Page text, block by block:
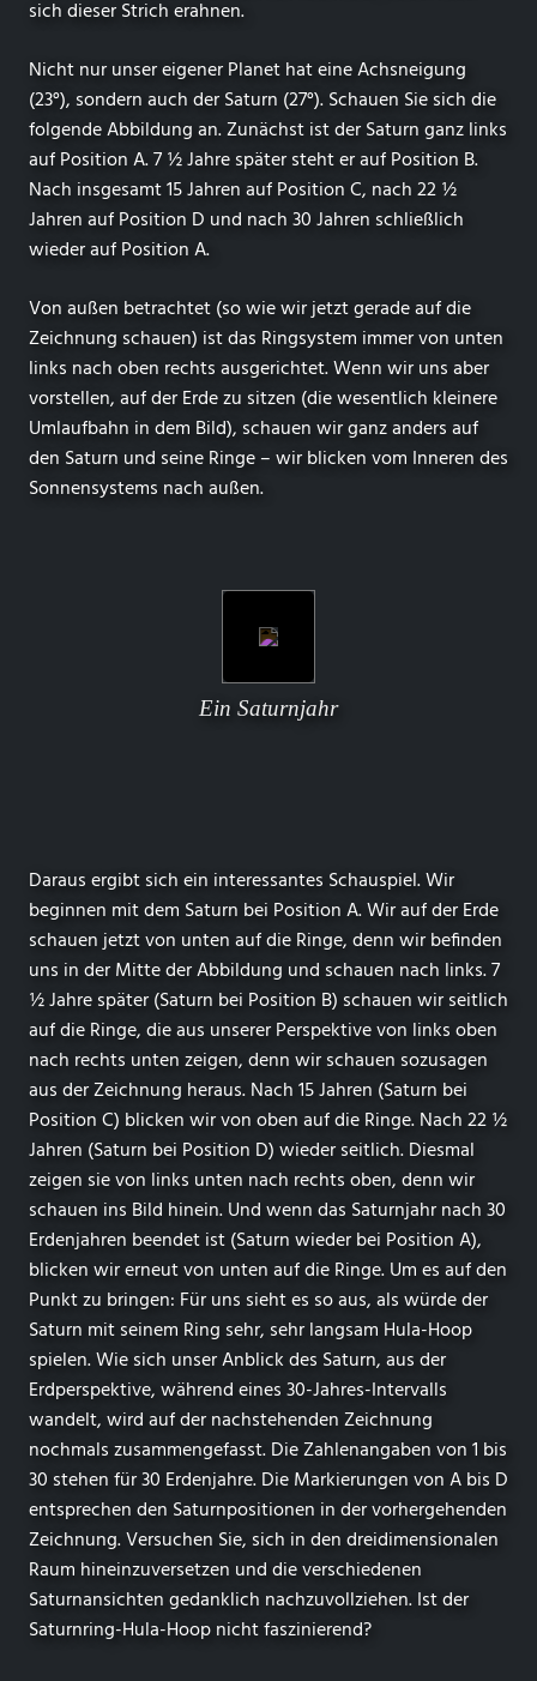
sich dieser Strich erahnen.
Nicht nur unser eigener Planet hat eine Achsneigung
(23°), sondern auch der Saturn (27°). Schauen Sie sich die
folgende Abbildung an. Zunächst ist der Saturn ganz links
auf Position A. 7 ½ Jahre später steht er auf Position B.
Nach insgesamt 15 Jahren auf Position C, nach 22 ½
Jahren auf Position D und nach 30 Jahren schließlich
wieder auf Position A.
Von außen betrachtet (so wie wir jetzt gerade auf die
Zeichnung schauen) ist das Ringsystem immer von unten
links nach oben rechts ausgerichtet. Wenn wir uns aber
vorstellen, auf der Erde zu sitzen (die wesentlich kleinere
Umlaufbahn in dem Bild), schauen wir ganz anders auf
den Saturn und seine Ringe – wir blicken vom Inneren des
Sonnensystems nach außen.
Ein Saturnjahr
Daraus ergibt sich ein interessantes Schauspiel. Wir
beginnen mit dem Saturn bei Position A. Wir auf der Erde
schauen jetzt von unten auf die Ringe, denn wir befinden
uns in der Mitte der Abbildung und schauen nach links. 7
½ Jahre später (Saturn bei Position B) schauen wir seitlich
auf die Ringe, die aus unserer Perspektive von links oben
nach rechts unten zeigen, denn wir schauen sozusagen
aus der Zeichnung heraus. Nach 15 Jahren (Saturn bei
Position C) blicken wir von oben auf die Ringe. Nach 22 ½
Jahren (Saturn bei Position D) wieder seitlich. Diesmal
zeigen sie von links unten nach rechts oben, denn wir
schauen ins Bild hinein. Und wenn das Saturnjahr nach 30
Erdenjahren beendet ist (Saturn wieder bei Position A),
blicken wir erneut von unten auf die Ringe. Um es auf den
Punkt zu bringen: Für uns sieht es so aus, als würde der
Saturn mit seinem Ring sehr, sehr langsam Hula-Hoop
spielen. Wie sich unser Anblick des Saturn, aus der
Erdperspektive, während eines 30-Jahres-Intervalls
wandelt, wird auf der nachstehenden Zeichnung
nochmals zusammengefasst. Die Zahlenangaben von 1 bis
30 stehen für 30 Erdenjahre. Die Markierungen von A bis D
entsprechen den Saturnpositionen in der vorhergehenden
Zeichnung. Versuchen Sie, sich in den dreidimensionalen
Raum hineinzuversetzen und die verschiedenen
Saturnansichten gedanklich nachzuvollziehen. Ist der
Saturnring-Hula-Hoop nicht faszinierend?